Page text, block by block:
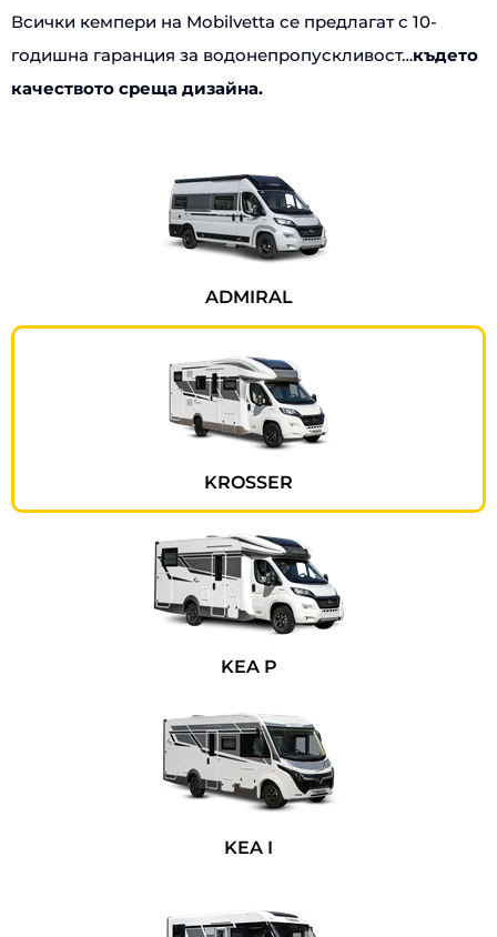
Всички кемпери на Mobilvetta се предлагат с 10-
годишна гаранция за водонепропускливост…където
качеството среща дизайна.
ADMIRAL
KROSSER
KEA P
KEA I